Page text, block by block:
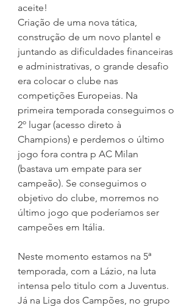
aceite!
Criação de uma nova tática,
construção de um novo plantel e
juntando as dificuldades financeiras
e administrativas, o grande desafio
era colocar o clube nas
competições Europeias. Na
primeira temporada conseguimos o
2º lugar (acesso direto à
Champions) e perdemos o último
jogo fora contra p AC Milan
(bastava um empate para ser
campeão). Se conseguimos o
objetivo do clube, morremos no
último jogo que poderíamos ser
campeões em Itália.
Neste momento estamos na 5ª
temporada, com a Lázio, na luta
intensa pelo titulo com a Juventus.
Já na Liga dos Campões, no grupo